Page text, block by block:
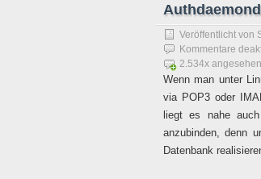
Authdaemond
Veröffentlicht von
Kommentare
2.534x angesehen
Wenn man unter
via POP3 oder
liegt es nahe
anzubinden, denn
Datenbank